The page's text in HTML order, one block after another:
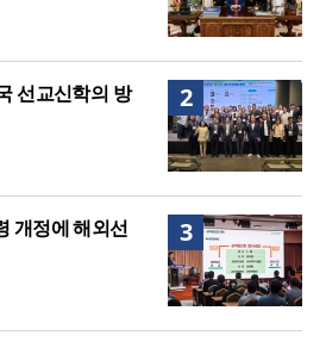
2
선교신학의 방
3
개정에 해외선